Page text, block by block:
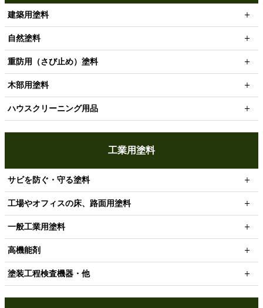
建築用塗料
自然塗料
重防用（さび止め）塗料
木部用塗料
ハウスクリーニング用品
工業用塗料
サビを防ぐ・守る塗料
工場やオフィスの床、路面用塗料
一般工業用塗料
高機能剤
塗装工程検査機器・他